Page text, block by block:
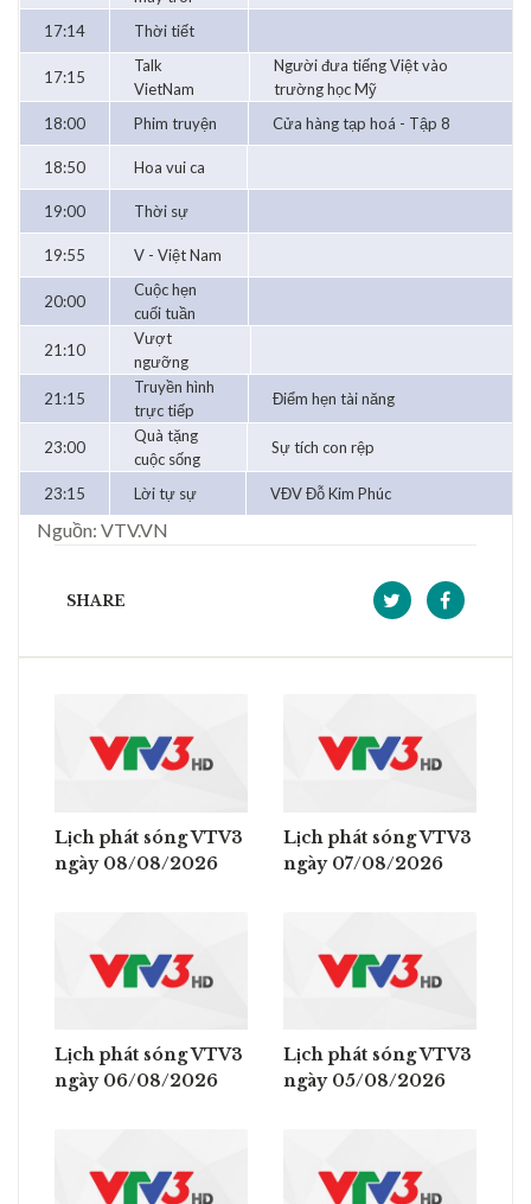
17:14
Thời tiết
17:15
Talk
VietNam
Người đưa tiếng Việt vào
trường học Mỹ
18:00
Phim truyện Cửa hàng tạp hoá - Tập 8
18:50 Hoa vui ca
19:00 Thời sự
19:55 V - Việt Nam
20:00
Cuộc hẹn
cuối tuần
21:10
Vượt
ngưỡng
21:15
Truyền hình
trực tiếp
Điểm hẹn tài năng
23:00
Quà tặng
cuộc sống
Sự tích con rệp
23:15 Lời tự sự VĐV Đỗ Kim Phúc
Nguồn: VTV.VN
SHARE
Lịch phát sóng VTV3
ngày 08/08/2026
Lịch phát sóng VTV3
ngày 07/08/2026
Lịch phát sóng VTV3
ngày 06/08/2026
Lịch phát sóng VTV3
ngày 05/08/2026